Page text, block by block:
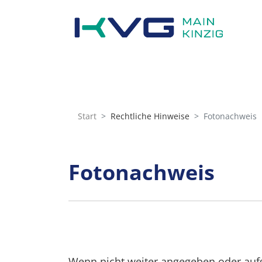
Start Rechtliche Hinweise Fotonachweis
Fotonachweis